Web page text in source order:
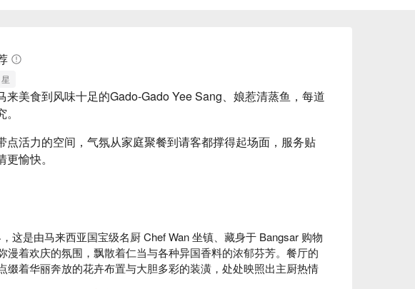
来美食到风味十足的Gado-Gado Yee Sang、娘惹清蒸鱼，每道
点活力的空间，气氛从家庭聚餐到请客都撑得起场面，服务贴
愉快。
这是由马来西亚国宝级名厨 Chef Wan 坐镇、藏身于 Bangsar 购物
漫着欢庆的氛围，飘散着仁当与各种异国香料的浓郁芬芳。餐厅的
缀着华丽奔放的花卉布置与大胆多彩的装潢，处处映照出主厨热情